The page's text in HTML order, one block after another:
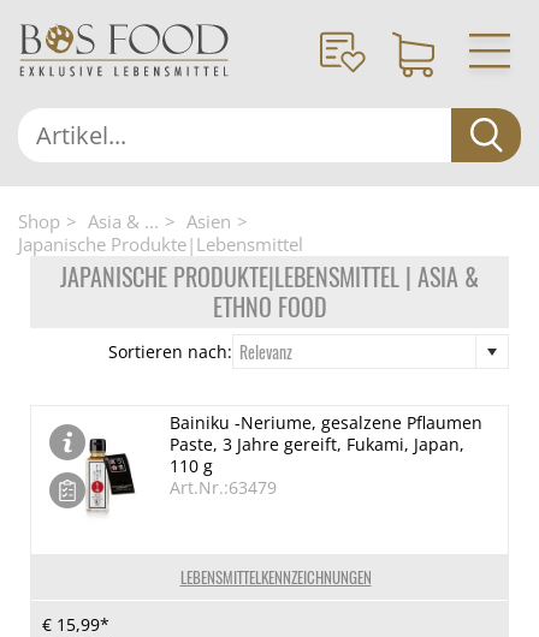
Shop Asia & ...
Asien
Japanische Produkte|Lebensmittel
JAPANISCHE PRODUKTE|LEBENSMITTEL | ASIA &
ETHNO FOOD
Sortieren nach: Relevanz
LEBENSMITTELKENNZEICHNUNGEN
Bainiku -Neriume, gesalzene Pflaumen
Paste, 3 Jahre gereift, Fukami, Japan,
110 g
Art.Nr.:63479
€ 15,99*